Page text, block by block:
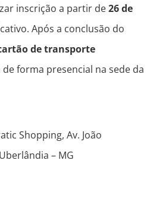
inscrição a partir de26 de
Após a conclusão do
de transporte
forma presencial na sede da
Shopping, Av. João
– MG